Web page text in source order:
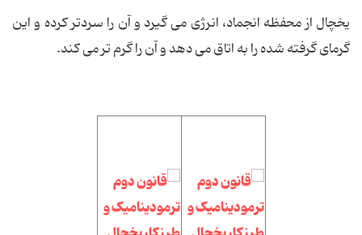
یخچال از محفظه انجماد، انرژی می گیرد و آن را سردتر کرده و این
گرمای گرفته شده را به اتاق می دهد و آن را گرم تر می کند.